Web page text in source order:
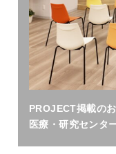
PROJECT掲載の
医療・研究センタ